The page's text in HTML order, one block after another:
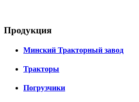
Продукция
Минский Тракторный завод
Тракторы
Погрузчики